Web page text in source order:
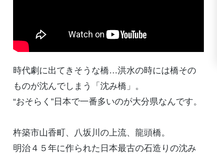
時代劇に出てきそうな橋…洪水の時には橋その
ものが沈んでしまう「沈み橋」。
“おそらく”日本で一番多いのが大分県なんです。
杵築市山香町、八坂川の上流、龍頭橋。
明治４５年に作られた日本最古の石造りの沈み